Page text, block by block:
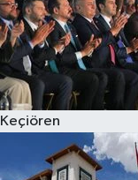
Keçiören